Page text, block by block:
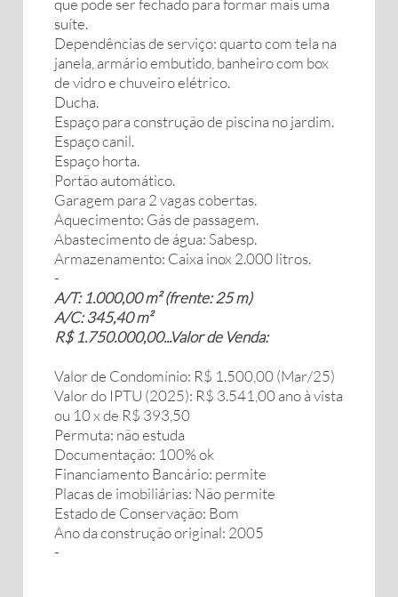
que pode ser fechado para formar mais uma
suíte.
Dependências de serviço: quarto com tela na
janela, armário embutido, banheiro com box
de vidro e chuveiro elétrico.
Ducha.
Espaço para construção de piscina no jardim.
Espaço canil.
Espaço horta.
Portão automático.
Garagem para 2 vagas cobertas.
Aquecimento: Gás de passagem.
Abastecimento de água: Sabesp.
Armazenamento: Caixa inox 2.000 litros.
-
A/T: 1.000,00 m² (frente: 25 m)
A/C: 345,40 m²
R$ 1.750.000,00...Valor de Venda:
Valor de Condomínio: R$ 1.500,00 (Mar/25)
Valor do IPTU (2025): R$ 3.541,00 ano à vista
ou 10 x de R$ 393,50
Permuta: não estuda
Documentação: 100% ok
Financiamento Bancário: permite
Placas de imobiliárias: Não permite
Estado de Conservação: Bom
Ano da construção original: 2005
-